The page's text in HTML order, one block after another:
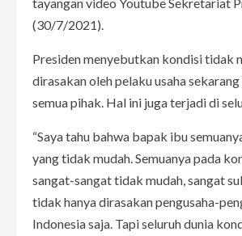
(30/7/2021).
Presiden menyebutkan kondisi tidak
dirasakan oleh pelaku usaha
semua pihak. Hal ini juga terjadi di
“Saya tahu bahwa bapak ibu
yang tidak mudah. Semuanya pada
sangat-sangat tidak mudah, sangat
tidak hanya dirasakan pengusaha-
Indonesia saja. Tapi seluruh dunia